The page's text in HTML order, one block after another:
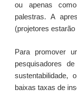
ou apenas
palestras. A
(projetores
Para promover
pesquisadores
sustentabilidade,
baixas taxas de